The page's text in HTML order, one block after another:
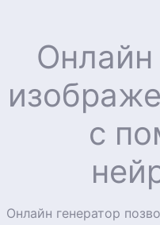
Онлайн
с
Онлайн генератор